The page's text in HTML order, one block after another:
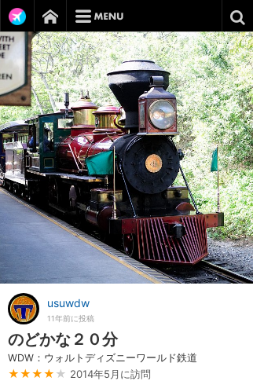
usuwdw
11年前に投稿
のどかな２０分
WDW：ウォルトディズニーワールド鉄道
★★★★ ★ 2014年5月に訪問